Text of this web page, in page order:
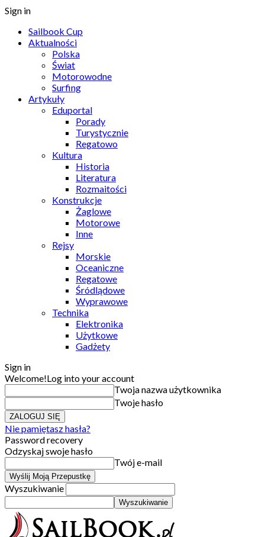
Sign in
Sailbook Cup
Aktualności
Polska
Świat
Motorowodne
Surfing
Artykuły
Eduportal
Porady
Turystycznie
Regatowo
Kultura
Historia
Literatura
Rozmaitości
Konstrukcje
Żaglowe
Motorowe
Inne
Rejsy
Morskie
Oceaniczne
Regatowe
Śródlądowe
Wyprawowe
Technika
Elektronika
Użytkowe
Gadżety
Sign in
Welcome!Log into your account
Twoja nazwa użytkownika
Twoje hasło
Nie pamiętasz hasła?
Password recovery
Odzyskaj swoje hasło
Twój e-mail
Wyszukiwanie